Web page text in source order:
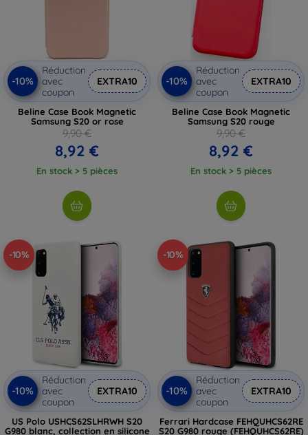
-10%
Réduction
avec
coupon
EXTRA10
Beline Case Book Magnetic
Samsung S20 or rose
9,90 €
8,92 €
En stock > 5 pièces
-10%
Réduction
avec
coupon
EXTRA10
Beline Case Book Magnetic
Samsung S20 rouge
9,90 €
8,92 €
En stock > 5 pièces
-10%
-10%
Réduction
avec
coupon
EXTRA10
US Polo USHCS62SLHRWH S20
G980 blanc, collection en silicone
-10%
-10%
Réduction
avec
coupon
EXTRA10
Ferrari Hardcase FEHQUHCS62RE
S20 G980 rouge (FEHQUHCS62RE)